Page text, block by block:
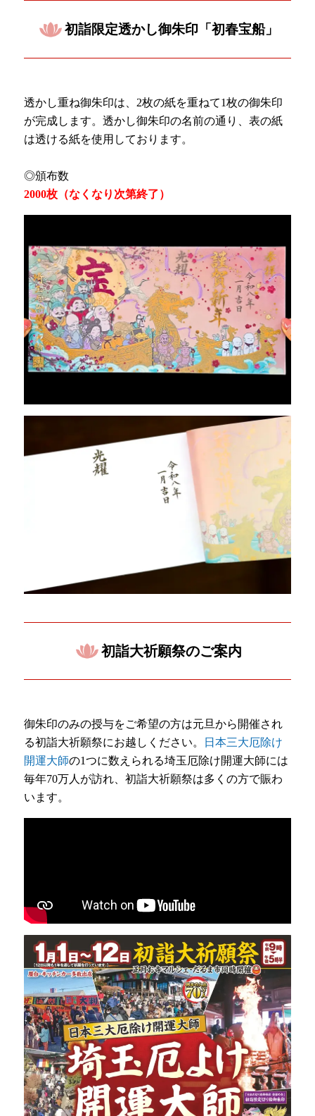
初詣限定透かし御朱印「初春宝船」
透かし重ね御朱印は、2枚の紙を重ねて1枚の御朱印
が完成します。透かし御朱印の名前の通り、表の紙
は透ける紙を使用しております。
◎頒布数
2000枚（なくなり次第終了）
初詣大祈願祭のご案内
御朱印のみの授与をご希望の方は元旦から開催され
る初詣大祈願祭にお越しください。
日本三大厄除け
開運大師の1つに数えられる埼玉厄除け開運大師には
毎年70万人が訪れ、初詣大祈願祭は多くの方で賑わ
います。